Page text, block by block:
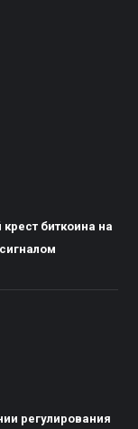
биткоина на
регулирования